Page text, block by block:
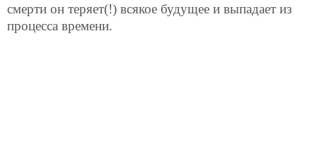
смерти он теряет(!) всякое будущее и выпадает из
процесса времени.